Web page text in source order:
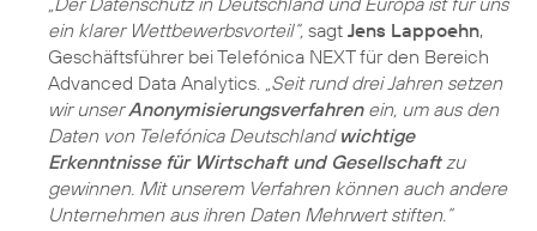
ein klarer Wettbewerbsvorteil“, sagt Jens Lappoehn,
Geschäftsführer bei Telefónica NEXT für den Bereich
Advanced Data Analytics. „Seit rund drei Jahren setzen
wir unserAnonymisierungsverfahrenein, um aus den
Daten von Telefónica Deutschland wichtige
Erkenntnisse für Wirtschaft und Gesellschaftzu
gewinnen. Mit unserem Verfahren können auch andere
Unternehmen aus ihren Daten Mehrwert stiften.“